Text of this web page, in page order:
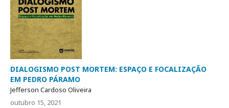
DIALOGISMO POST MORTEM: ESPAÇO E FOCALIZAÇÃO
EM PEDRO PÁRAMO
Jefferson Cardoso Oliveira
outubro 15, 2021